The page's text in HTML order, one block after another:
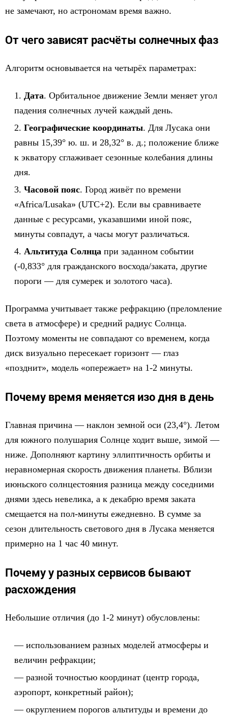
не замечают, но астрономам время важно.
От чего зависят расчёты солнечных фаз
Алгоритм основывается на четырёх параметрах:
Дата. Орбитальное движение Земли меняет угол
падения солнечных лучей каждый день.
Географические координаты. Для Лусака они
равны 15,39° ю. ш. и 28,32° в. д.; положение ближе
к экватору сглаживает сезонные колебания длины
дня.
Часовой пояс. Город живёт по времени
«Africa/Lusaka» (UTC+2). Если вы сравниваете
данные с ресурсами, указавшими иной пояс,
минуты совпадут, а часы могут различаться.
Альтитуда Солнца при заданном событии
(-0,833° для гражданского восхода/заката, другие
пороги — для сумерек и золотого часа).
Программа учитывает также рефракцию (преломление
света в атмосфере) и средний радиус Солнца.
Поэтому моменты не совпадают со временем, когда
диск визуально пересекает горизонт — глаз
«позднит», модель «опережает» на 1-2 минуты.
Почему время меняется изо дня в день
Главная причина — наклон земной оси (23,4°). Летом
для южного полушария Солнце ходит выше, зимой —
ниже. Дополняют картину эллиптичность орбиты и
неравномерная скорость движения планеты. Вблизи
июньского солнцестояния разница между соседними
днями здесь невелика, а к декабрю время заката
смещается на пол-минуты ежедневно. В сумме за
сезон длительность светового дня в Лусака меняется
примерно на 1 час 40 минут.
Почему у разных сервисов бывают
расхождения
Небольшие отличия (до 1-2 минут) обусловлены:
использованием разных моделей атмосферы и
величин рефракции;
разной точностью координат (центр города,
аэропорт, конкретный район);
округлением порогов альтитуды и времени до